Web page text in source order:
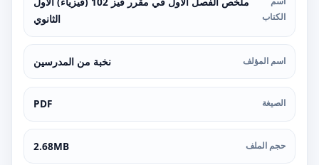
الكتاب
الثانوي
اسم المؤلف نخبة من المدرسين
الصيغة PDF
حجم الملف 2.68MB